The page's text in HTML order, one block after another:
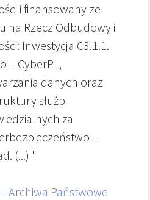
i finansowany ze
Rzecz Odbudowy i
Inwestycja C3.1.1.
– CyberPL,
danych oraz
służb
za
–
(...) "
Archiwa Państwowe